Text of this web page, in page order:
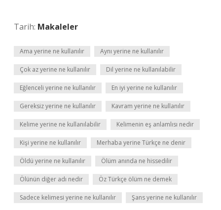
Tarih: Makaleler
Ama yerine ne kullanılır Aynı yerine ne kullanılır
Çok az yerine ne kullanılır Dil yerine ne kullanılabilir
Eğlenceli yerine ne kullanılır En iyi yerine ne kullanılır
Gereksiz yerine ne kullanılır Kavram yerine ne kullanılır
Kelime yerine ne kullanılabilir Kelimenin eş anlamlısı nedir
Kişi yerine ne kullanılır Merhaba yerine Türkçe ne denir
Öldü yerine ne kullanılır Ölüm anında ne hissedilir
Ölünün diğer adı nedir Öz Türkçe ölüm ne demek
Sadece kelimesi yerine ne kullanılır Şans yerine ne kullanılır